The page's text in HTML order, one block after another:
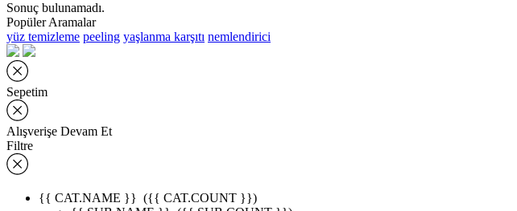
Sonuç bulunamadı.
Popüler Aramalar
yüz temizleme peeling yaşlanma karşıtı nemlendirici
Sepetim
Alışverişe Devam Et
Filtre
{{ CAT.NAME }} ({{ CAT.COUNT }})